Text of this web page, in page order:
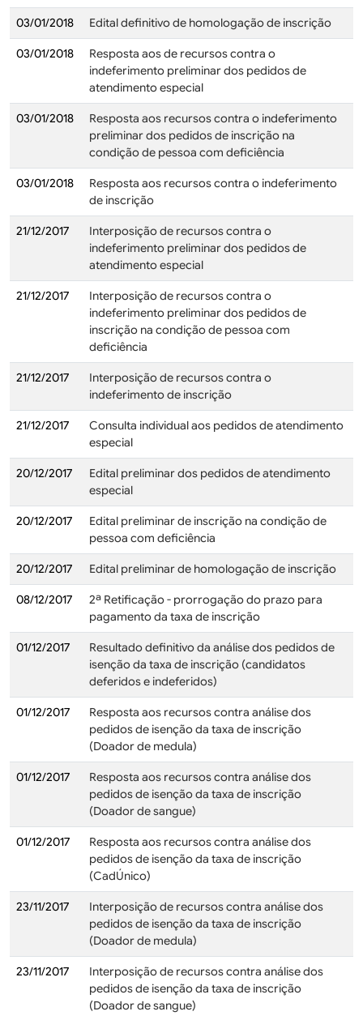
03/01/2018 Edital definitivo de homologação de inscrição
03/01/2018
Resposta aos de recursos contra o
indeferimento preliminar dos pedidos de
atendimento especial
03/01/2018
Resposta aos recursos contra o indeferimento
preliminar dos pedidos de inscrição na
condição de pessoa com deficiência
03/01/2018
Resposta aos recursos contra o indeferimento
de inscrição
21/12/2017
Interposição de recursos contra o
indeferimento preliminar dos pedidos de
atendimento especial
21/12/2017
Interposição de recursos contra o
indeferimento preliminar dos pedidos de
inscrição na condição de pessoa com
deficiência
21/12/2017
Interposição de recursos contra o
indeferimento de inscrição
21/12/2017
Consulta individual aos pedidos de atendimento
especial
20/12/2017
Edital preliminar dos pedidos de atendimento
especial
20/12/2017
Edital preliminar de inscrição na condição de
pessoa com deficiência
20/12/2017 Edital preliminar de homologação de inscrição
08/12/2017
2ª Retificação - prorrogação do prazo para
pagamento da taxa de inscrição
01/12/2017
Resultado definitivo da análise dos pedidos de
isenção da taxa de inscrição (candidatos
deferidos e indeferidos)
01/12/2017
Resposta aos recursos contra análise dos
pedidos de isenção da taxa de inscrição
(Doador de medula)
01/12/2017
Resposta aos recursos contra análise dos
pedidos de isenção da taxa de inscrição
(Doador de sangue)
01/12/2017
Resposta aos recursos contra análise dos
pedidos de isenção da taxa de inscrição
(CadÚnico)
23/11/2017
Interposição de recursos contra análise dos
pedidos de isenção da taxa de inscrição
(Doador de medula)
23/11/2017
Interposição de recursos contra análise dos
pedidos de isenção da taxa de inscrição
(Doador de sangue)